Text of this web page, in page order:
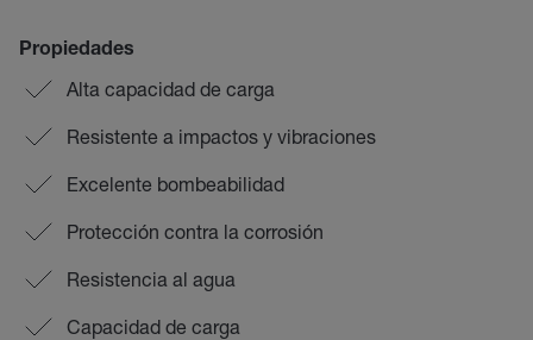
Propiedades
Alta capacidad de carga
Resistente a impactos y vibraciones
Excelente bombeabilidad
Protección contra la corrosión
Resistencia al agua
Capacidad de carga